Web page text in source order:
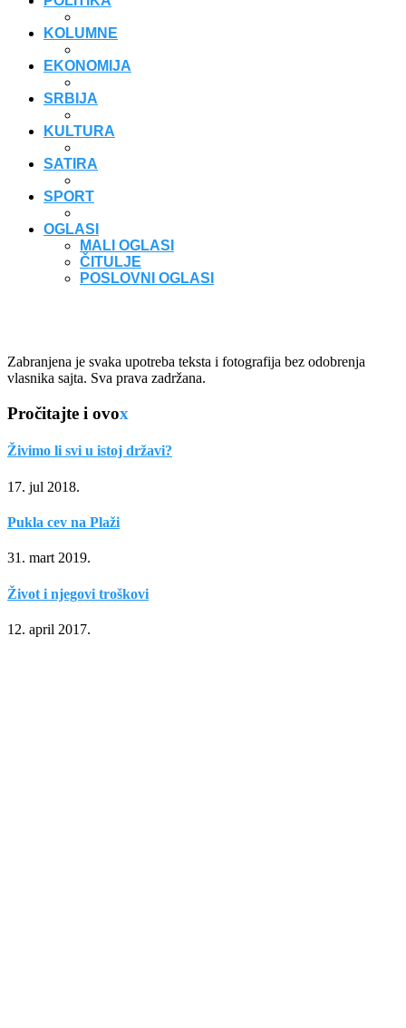
KOLUMNE
EKONOMIJA
SRBIJA
KULTURA
SATIRA
SPORT
OGLASI
MALI OGLASI
ČITULJE
POSLOVNI OGLASI
Zabranjena je svaka upotreba teksta i fotografija bez odobrenja
vlasnika sajta. Sva prava zadržana.
Pročitajte i ovox
Živimo li svi u istoj državi?
17. jul 2018.
Pukla cev na Plaži
31. mart 2019.
Život i njegovi troškovi
12. april 2017.